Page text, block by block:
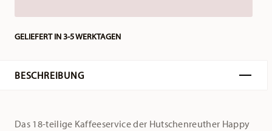
GELIEFERT IN 3-5 WERKTAGEN
BESCHREIBUNG
Das 18-teilige Kaffeeservice der Hutschenreuther Happy